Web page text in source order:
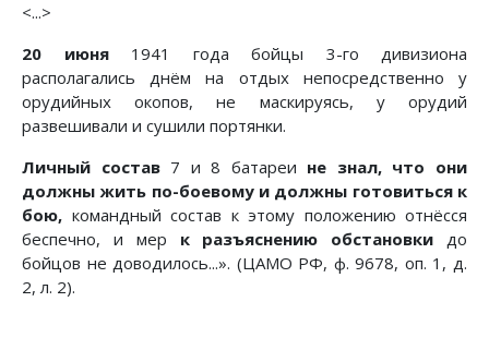
<...>
20 июня1941 года бойцы 3-го дивизиона
располагались днём на отдых непосредственно у
орудийных окопов, не маскируясь, у орудий
развешивали и сушили портянки.
Личный состав 7 и 8 батареи не знал, что они
должны жить по-боевому и должны готовиться к
бою, командный состав к этому положению отнёсся
беспечно, и мер к разъяснению обстановки до
бойцов не доводилось...». (ЦАМО РФ, ф. 9678, оп. 1, д.
2, л. 2).